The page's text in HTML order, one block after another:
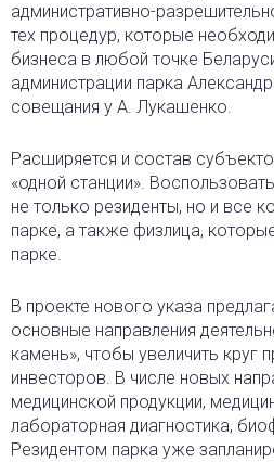
административно-
тех процедур, которые
бизнеса в любой точке
администрации парка
совещания у А. Лукашенко.
Расширяется и состав
«одной станции».
не только резиденты, но и все
парке, а также физлица,
парке.
В проекте нового указа
основные направления
камень», чтобы увеличить круг
инвесторов. В числе новых
медицинской продукции,
лабораторная диагностика,
Резидентом парка уже